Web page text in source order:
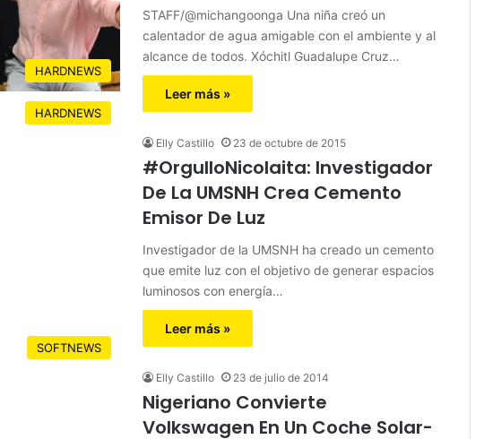
HARDNEWS
STAFF/@michangoonga Una niña creó un
calentador de agua amigable con el ambiente y al
alcance de todos. Xóchitl Guadalupe Cruz…
Leer más »
HARDNEWS
Elly Castillo 23 de octubre de 2015
#OrgulloNicolaita: Investigador
De La UMSNH Crea Cemento
Emisor De Luz
Investigador de la UMSNH ha creado un cemento
que emite luz con el objetivo de generar espacios
luminosos con energía…
Leer más »
SOFTNEWS
Elly Castillo 23 de julio de 2014
Nigeriano Convierte
Volkswagen En Un Coche Solar-